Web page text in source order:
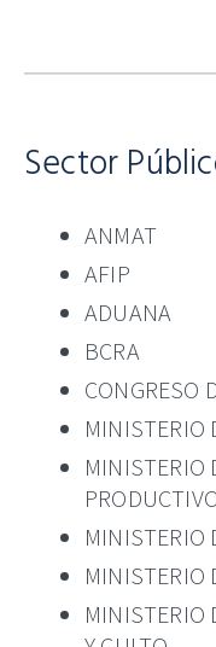
Sector
ANMAT
AFIP
ADUANA
BCRA
CONGRESO
MINISTERIO
MINISTERIO
MINISTERIO
MINISTERIO
MINISTERIO